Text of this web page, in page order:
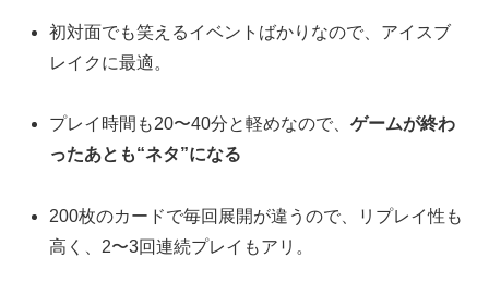
初対面でも笑えるイベントばかりなので、アイスブ
レイクに最適。
プレイ時間も20〜40分と軽めなので、ゲームが終わ
ったあとも“ネタ”になる
200枚のカードで毎回展開が違うので、リプレイ性も
高く、2〜3回連続プレイもアリ。